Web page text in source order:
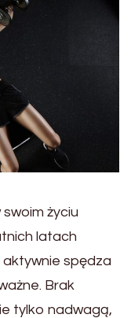
życiu
latach
aktywnie spędza
Brak
tylko nadwagą,